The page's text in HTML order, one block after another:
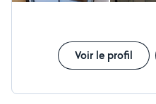
Voir le profil